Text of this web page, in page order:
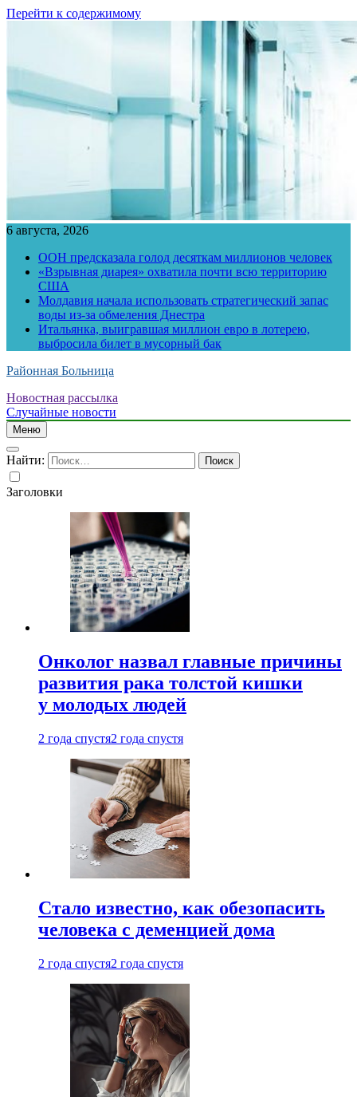
Перейти к содержимому
6 августа, 2026
ООН предсказала голод десяткам миллионов человек
«Взрывная диарея» охватила почти всю территорию
США
Молдавия начала использовать стратегический запас
воды из-за обмеления Днестра
Итальянка, выигравшая миллион евро в лотерею,
выбросила билет в мусорный бак
Районная Больница
Новостная рассылка
Случайные новости
Меню
Найти:
Заголовки
Онколог назвал главные причины
развития рака толстой кишки
у молодых людей
2 года спустя2 года спустя
Стало известно, как обезопасить
человека с деменцией дома
2 года спустя2 года спустя